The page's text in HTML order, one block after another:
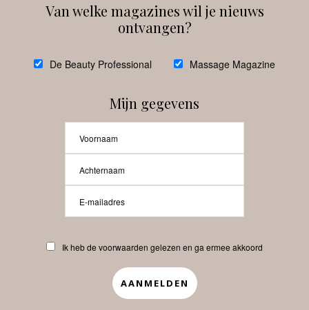
debeautyprofessional
Beauty-Pro.nl
Abonneren Contact
APP
Van welke magazines wil je nieuws
ontvangen?
De Beauty Professional Massage Magazine
Mijn gegevens
Ik heb de voorwaarden gelezen en ga ermee akkoord